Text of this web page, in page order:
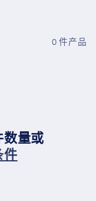
0 件产品
数量或
件